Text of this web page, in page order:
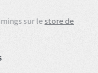
sur lestore de